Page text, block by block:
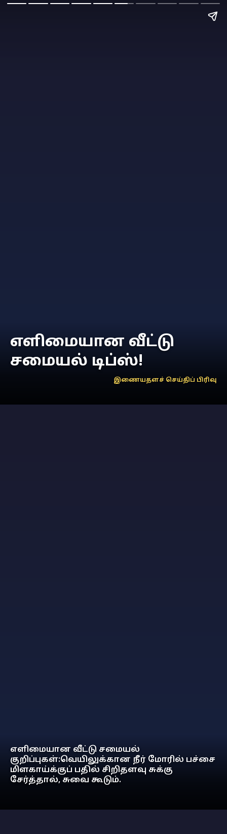
எளிமையான வீட்டு
சமையல் டிப்ஸ்!
இணையதளச் செய்திப் பிரிவு
எளிமையான வீட்டு சமையல்
குறிப்புகள்:வெயிலுக்கான நீர் மோரில் பச்சை
மிளகாய்க்குப் பதில் சிறிதளவு சுக்கு
சேர்த்தால், சுவை கூடும்.